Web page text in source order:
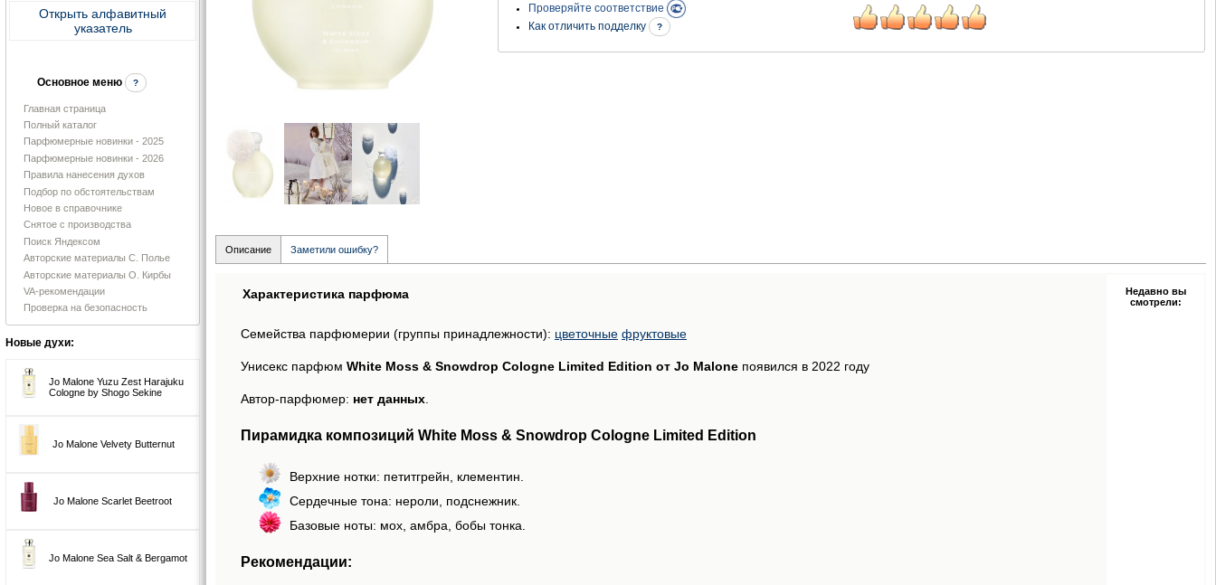
Открыть алфавитный
указатель
Основное меню ?
Главная страница
Полный каталог
Парфюмерные новинки - 2025
Парфюмерные новинки - 2026
Правила нанесения духов
Подбор по обстоятельствам
Новое в справочнике
Снятое с производства
Поиск Яндексом
Авторские материалы С. Полье
Авторские материалы О. Кирбы
VA-рекомендации
Проверка на безопасность
Новые духи:
Jo Malone Yuzu Zest Harajuku
Cologne by Shogo Sekine
Jo Malone Velvety Butternut
Jo Malone Scarlet Beetroot
Jo Malone Sea Salt & Bergamot
Проверяйте соответствие
Как отличить подделку
?
Описание Заметили ошибку?
Характеристика парфюма
Семейства парфюмерии (группы принадлежности): цветочные фруктовые
Унисекс парфюм White Moss & Snowdrop Cologne Limited Edition от Jo Malone появился в 2022 году
Автор-парфюмер: нет данных
Пирамидка композиций White Moss & Snowdrop Cologne Limited Edition
Верхние нотки: петитгрейн, клементин.
Сердечные тона: нероли, подснежник.
Базовые ноты: мох, амбра, бобы тонка.
Рекомендации:
Недавно вы
смотрели: